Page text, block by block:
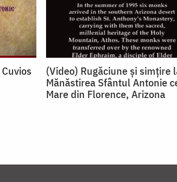
(Video) Rugăciune și simțire
Mănăstirea Sfântul Antonie
Mare din Florence, Arizona